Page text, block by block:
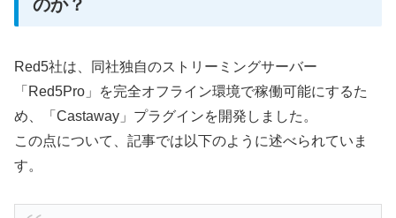
のか？
Red5社は、同社独自のストリーミングサーバー
「Red5Pro」を完全オフライン環境で稼働可能にするた
め、「Castaway」プラグインを開発しました。
この点について、記事では以下のように述べられていま
す。